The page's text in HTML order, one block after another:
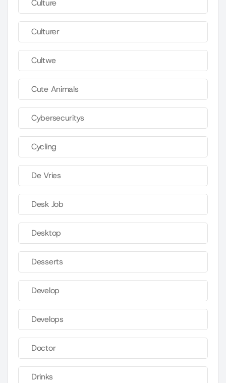
Culture
Culturer
Cultwe
Cute Animals
Cybersecuritys
Cycling
De Vries
Desk Job
Desktop
Desserts
Develop
Develops
Doctor
Drinks